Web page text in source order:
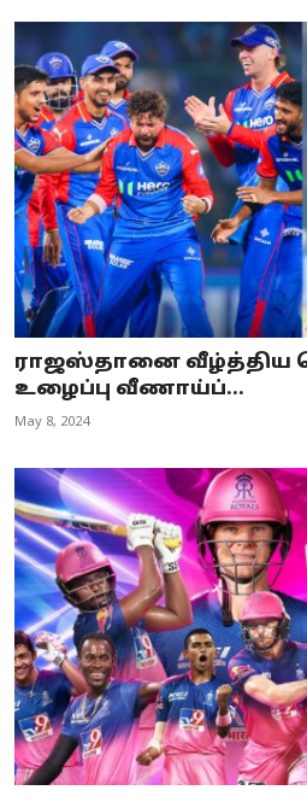
ராஜஸ்தானை வீழ்த்திய
உழைப்பு வீணாய்ப்...
May 8, 2024